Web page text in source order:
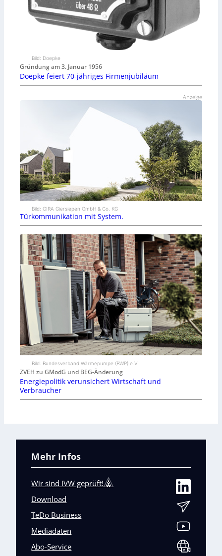
Bild: Doepke
Gründung am 3. Januar 1956
Doepke feiert 70-jähriges Firmenjubiläum
Anzeige
Bild: GIRA Giersiepen GmbH & Co. KG
Türkommunikation mit System.
Bild: Bundesverband Wärmepumpe (BWP) e.V.
ZVEH zu GModG und BEG-Änderung
Energiepolitik verunsichert Wirtschaft und
Verbraucher
Mehr Infos
Wir sind IVW geprüft!
Download
TeDo Business
Mediadaten
Abo-Service